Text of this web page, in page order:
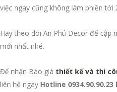
việc ngay cũng không làm phiền tới
Hãy theo dõi An Phú Decor để cập
mới nhất nhé.
Để nhận Báo giá thiết kế và thi
liên hệ ngay Hotline 0934.90.90.23